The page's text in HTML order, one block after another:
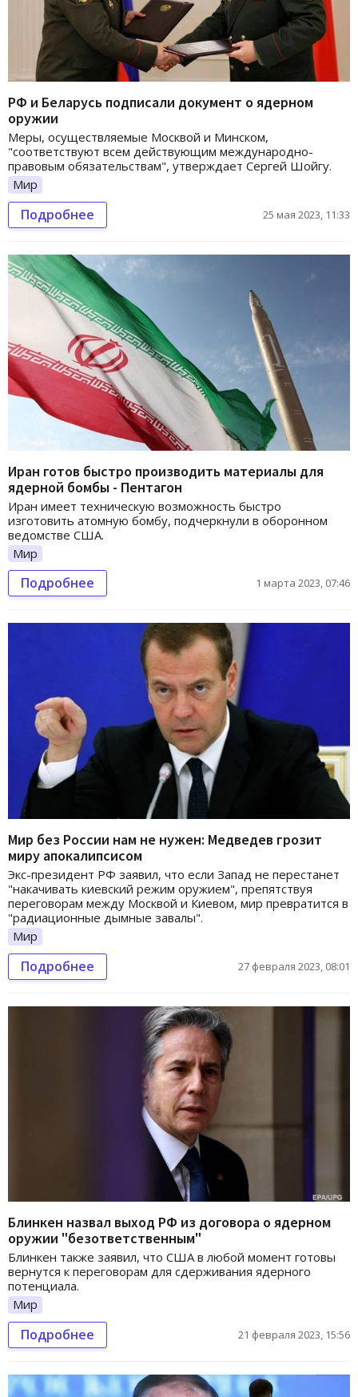
РФ и Беларусь подписали документ о ядерном
оружии
Меры, осуществляемые Москвой и Минском,
"соответствуют всем действующим международно-
правовым обязательствам", утверждает Сергей Шойгу.
Мир
Подробнее 25 мая 2023, 11:33
Иран готов быстро производить материалы для
ядерной бомбы - Пентагон
Иран имеет техническую возможность быстро
изготовить атомную бомбу, подчеркнули в оборонном
ведомстве США.
Мир
Подробнее 1 марта 2023, 07:46
Мир без России нам не нужен: Медведев грозит
миру апокалипсисом
Экс-президент РФ заявил, что если Запад не перестанет
"накачивать киевский режим оружием", препятствуя
переговорам между Москвой и Киевом, мир превратится в
"радиационные дымные завалы".
Мир
Подробнее 27 февраля 2023, 08:01
Блинкен назвал выход РФ из договора о ядерном
оружии "безответственным"
Блинкен также заявил, что США в любой момент готовы
вернутся к переговорам для сдерживания ядерного
потенциала.
Мир
Подробнее 21 февраля 2023, 15:56